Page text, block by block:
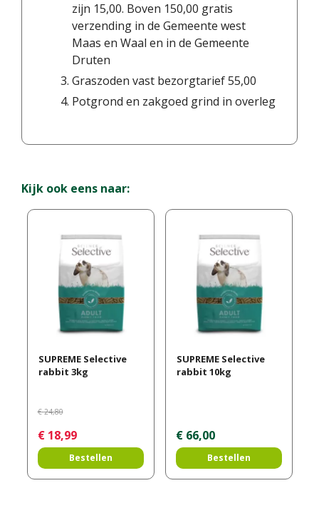
zijn 15,00. Boven 150,00 gratis
verzending in de Gemeente west
Maas en Waal en in de Gemeente
Druten
Graszoden vast bezorgtarief 55,00
Potgrond en zakgoed grind in overleg
Kijk ook eens naar:
SUPREME Selective
rabbit 3kg
€ 24,80
€ 18,99
Bestellen
SUPREME Selective
rabbit 10kg
€ 66,00
Bestellen